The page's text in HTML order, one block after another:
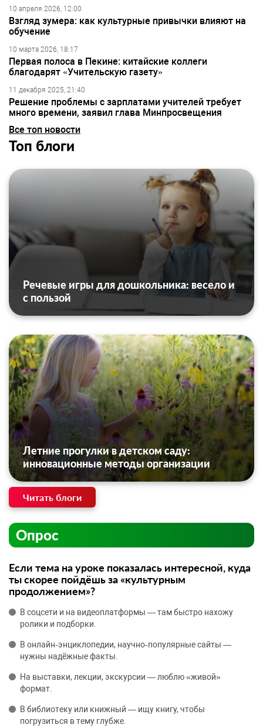
10 апреля 2026, 12:00
Взгляд зумера: как культурные привычки влияют на
обучение
10 марта 2026, 18:17
Первая полоса в Пекине: китайские коллеги
благодарят «Учительскую газету»
11 декабря 2025, 21:40
Решение проблемы с зарплатами учителей требует
много времени, заявил глава Минпросвещения
Все топ новости
Топ блоги
Речевые игры для дошкольника: весело и
с пользой
Летние прогулки в детском саду:
инновационные методы организации
Читать блоги
Опрос
Если тема на уроке показалась интересной, куда
ты скорее пойдёшь за «культурным
продолжением»?
В соцсети и на видеоплатформы — там быстро нахожу
ролики и подборки.
В онлайн‑энциклопедии, научно‑популярные сайты —
нужны надёжные факты.
На выставки, лекции, экскурсии — люблю «живой»
формат.
В библиотеку или книжный — ищу книгу, чтобы
погрузиться в тему глубже.